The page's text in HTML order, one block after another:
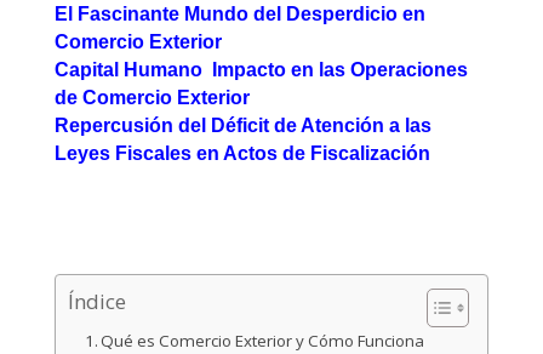
El Fascinante Mundo del Desperdicio en
Comercio Exterior
Capital Humano Impacto en las Operaciones
de Comercio Exterior
Repercusión del Déficit de Atención a las
Leyes Fiscales en Actos de Fiscalización
Índice
Qué es Comercio Exterior y Cómo Funciona